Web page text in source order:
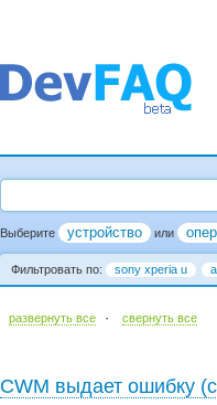
Выберите устройство или
Фильтровать по: sony xperia u
развернуть все · cвернуть все
CWM выдает ошибку